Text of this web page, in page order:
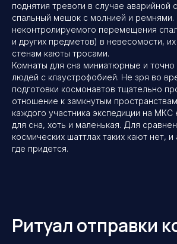
поднятия тревоги в случае аварийной
спальный мешок с молнией и ремнями.
неконтролируемого перемещения
и других предметов) в невесомости,
стенам каюты тросами.
Комнаты для сна миниатюрные и точно
людей с клаустрофобией. Не зря во
подготовки космонавтов тщательно
отношение к замкнутым
каждого участника экспедиции на МКС
для сна, хоть и маленькая. Для
космических шаттлах таких кают нет, и
где придется.
Ритуал отправки